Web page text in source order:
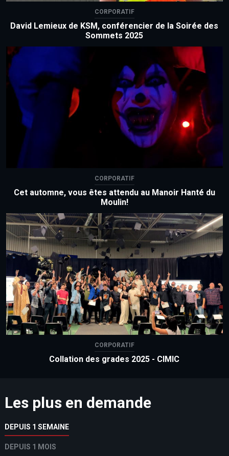
CORPORATIF
David Lemieux de KSM, conférencier de la Soirée des
Sommets 2025
CORPORATIF
Cet automne, vous êtes attendu au Manoir Hanté du
Moulin!
CORPORATIF
Collation des grades 2025 - CIMIC
Les plus en demande
DEPUIS 1 SEMAINE
DEPUIS 1 MOIS